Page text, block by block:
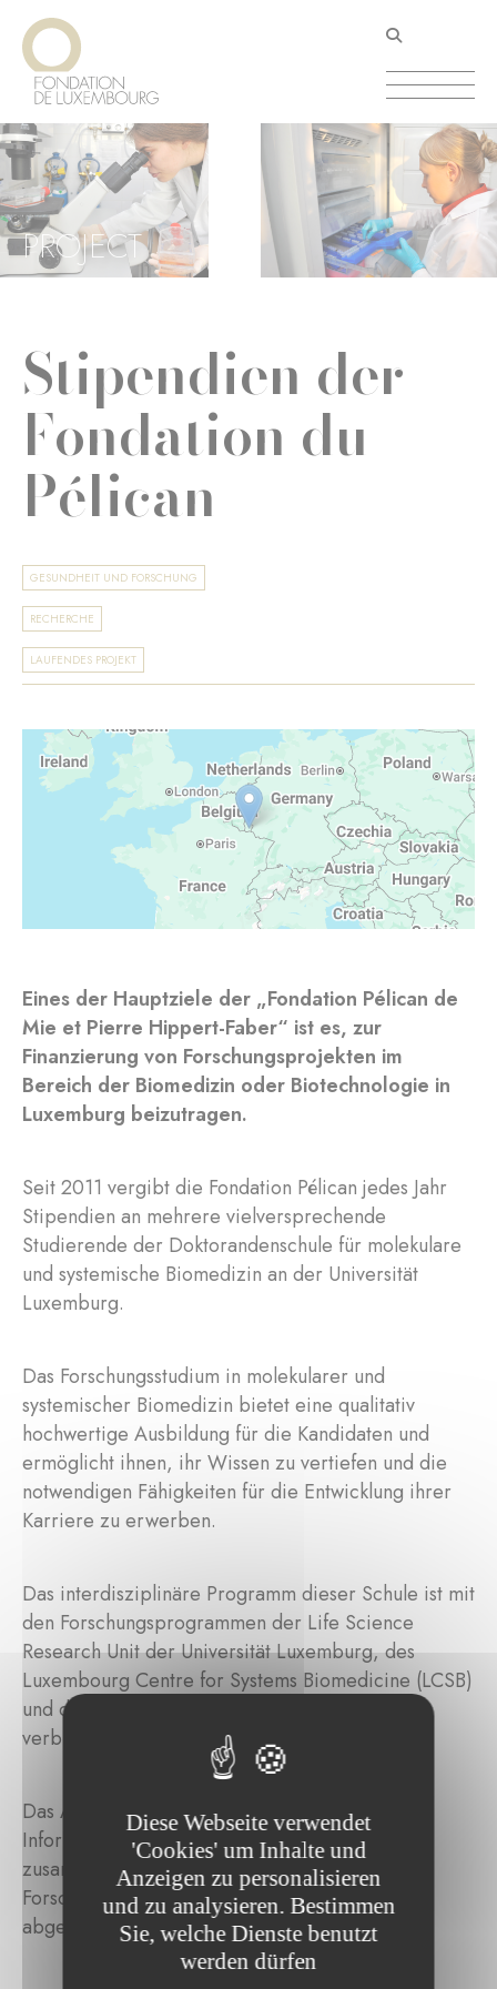
Direkt
zum
Inhalt
PROJECT
Stipendien der
Fondation du
Pélican
GESUNDHEIT UND FORSCHUNG
RECHERCHE
LAUFENDES PROJEKT
Eines der Hauptziele der „Fondation Pélican de
Mie et Pierre Hippert-Faber“ ist es, zur
Finanzierung von Forschungsprojekten im
Bereich der Biomedizin oder Biotechnologie in
Luxemburg beizutragen.
Seit 2011 vergibt die Fondation Pélican jedes Jahr
Stipendien an mehrere vielversprechende
Studierende der Doktorandenschule für molekulare
und systemische Biomedizin an der Universität
Luxemburg.
Das Forschungsstudium in molekularer und
systemischer Biomedizin bietet eine qualitativ
hochwertige Ausbildung für die Kandidaten und
ermöglicht ihnen, ihr Wissen zu vertiefen und die
notwendigen Fähigkeiten für die Entwicklung ihrer
Karriere zu erwerben.
Das interdisziplinäre Programm dieser Schule ist mit
den Forschungsprogrammen der Life Science
Research Unit der Universität Luxemburg, des
Luxembourg Centre for Systems Biomedicine (LCSB)
und des Luxembourg Institute of Health (LIH)
verbunden.
Das Ausbildungsprogramm, das Biologen,
Informatiker, Mathematiker und Physiker
zusammenbringt, ist auf die spezifischen
Forschungsbedürfnisse junger Wissenschaftler
abgestimmt.
Cookie-Einstellungen
Diese Webseite verwendet
'Cookies' um Inhalte und
Anzeigen zu personalisieren
und zu analysieren. Bestimmen
Sie, welche Dienste benutzt
werden dürfen